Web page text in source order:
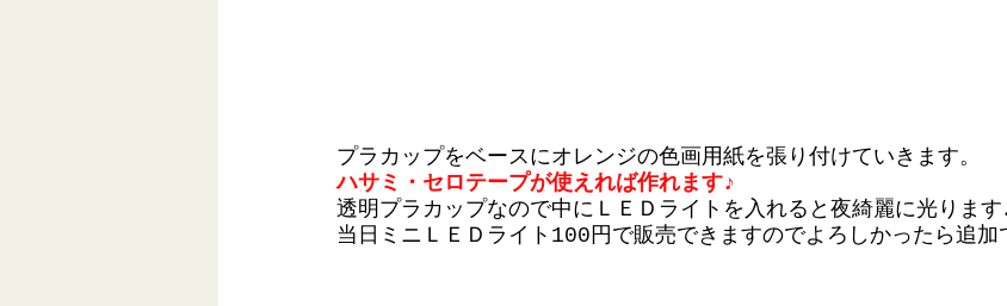
プラカップをベースにオレンジの色画用紙を張り付けていきます。
ハサミ・セロテープが使えれば作れます♪
透明プラカップなので中にＬＥＤライトを入れると夜綺麗に光ります
当日ミニＬＥＤライト100円で販売できますのでよろしかったら追加